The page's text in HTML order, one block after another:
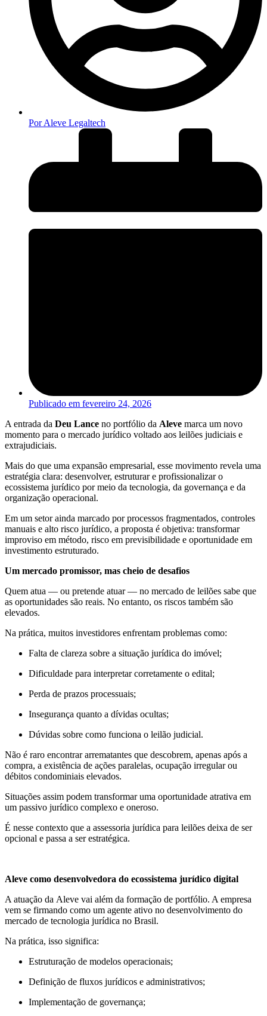
PorAleve Legaltech
Publicado em fevereiro 24, 2026
A entrada da Deu Lance no portfólio da Aleve marca um novo
momento para o mercado jurídico voltado aos leilões judiciais e
extrajudiciais.
Mais do que uma expansão empresarial, esse movimento revela uma
estratégia clara: desenvolver, estruturar e profissionalizar o
ecossistema jurídico por meio da tecnologia, da governança e da
organização operacional.
Em um setor ainda marcado por processos fragmentados, controles
manuais e alto risco jurídico, a proposta é objetiva: transformar
improviso em método, risco em previsibilidade e oportunidade em
investimento estruturado.
Um mercado promissor, mas cheio de desafios
Quem atua — ou pretende atuar — no mercado de leilões sabe que
as oportunidades são reais. No entanto, os riscos também são
elevados.
Na prática, muitos investidores enfrentam problemas como:
Falta de clareza sobre a situação jurídica do imóvel;
Dificuldade para interpretar corretamente o edital;
Perda de prazos processuais;
Insegurança quanto a dívidas ocultas;
Dúvidas sobre como funciona o leilão judicial.
Não é raro encontrar arrematantes que descobrem, apenas após a
compra, a existência de ações paralelas, ocupação irregular ou
débitos condominiais elevados.
Situações assim podem transformar uma oportunidade atrativa em
um passivo jurídico complexo e oneroso.
É nesse contexto que a assessoria jurídica para leilões deixa de ser
opcional e passa a ser estratégica.
Aleve como desenvolvedora do ecossistema jurídico digital
A atuação da Aleve vai além da formação de portfólio. A empresa
vem se firmando como um agente ativo no desenvolvimento do
mercado de tecnologia jurídica no Brasil.
Na prática, isso significa:
Estruturação de modelos operacionais;
Definição de fluxos jurídicos e administrativos;
Implementação de governança;